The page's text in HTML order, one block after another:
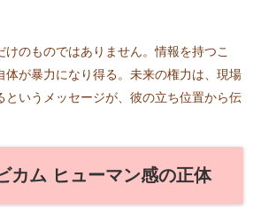
のものではありません。情報を持つこ
体が暴力になり得る。未来の権力は、現場
というメッセージが、彼の立ち位置から伝
カム ヒューマン感の正体